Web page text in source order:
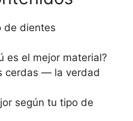
de dientes
es el mejor material?
cerdas — la verdad
según tu tipo de